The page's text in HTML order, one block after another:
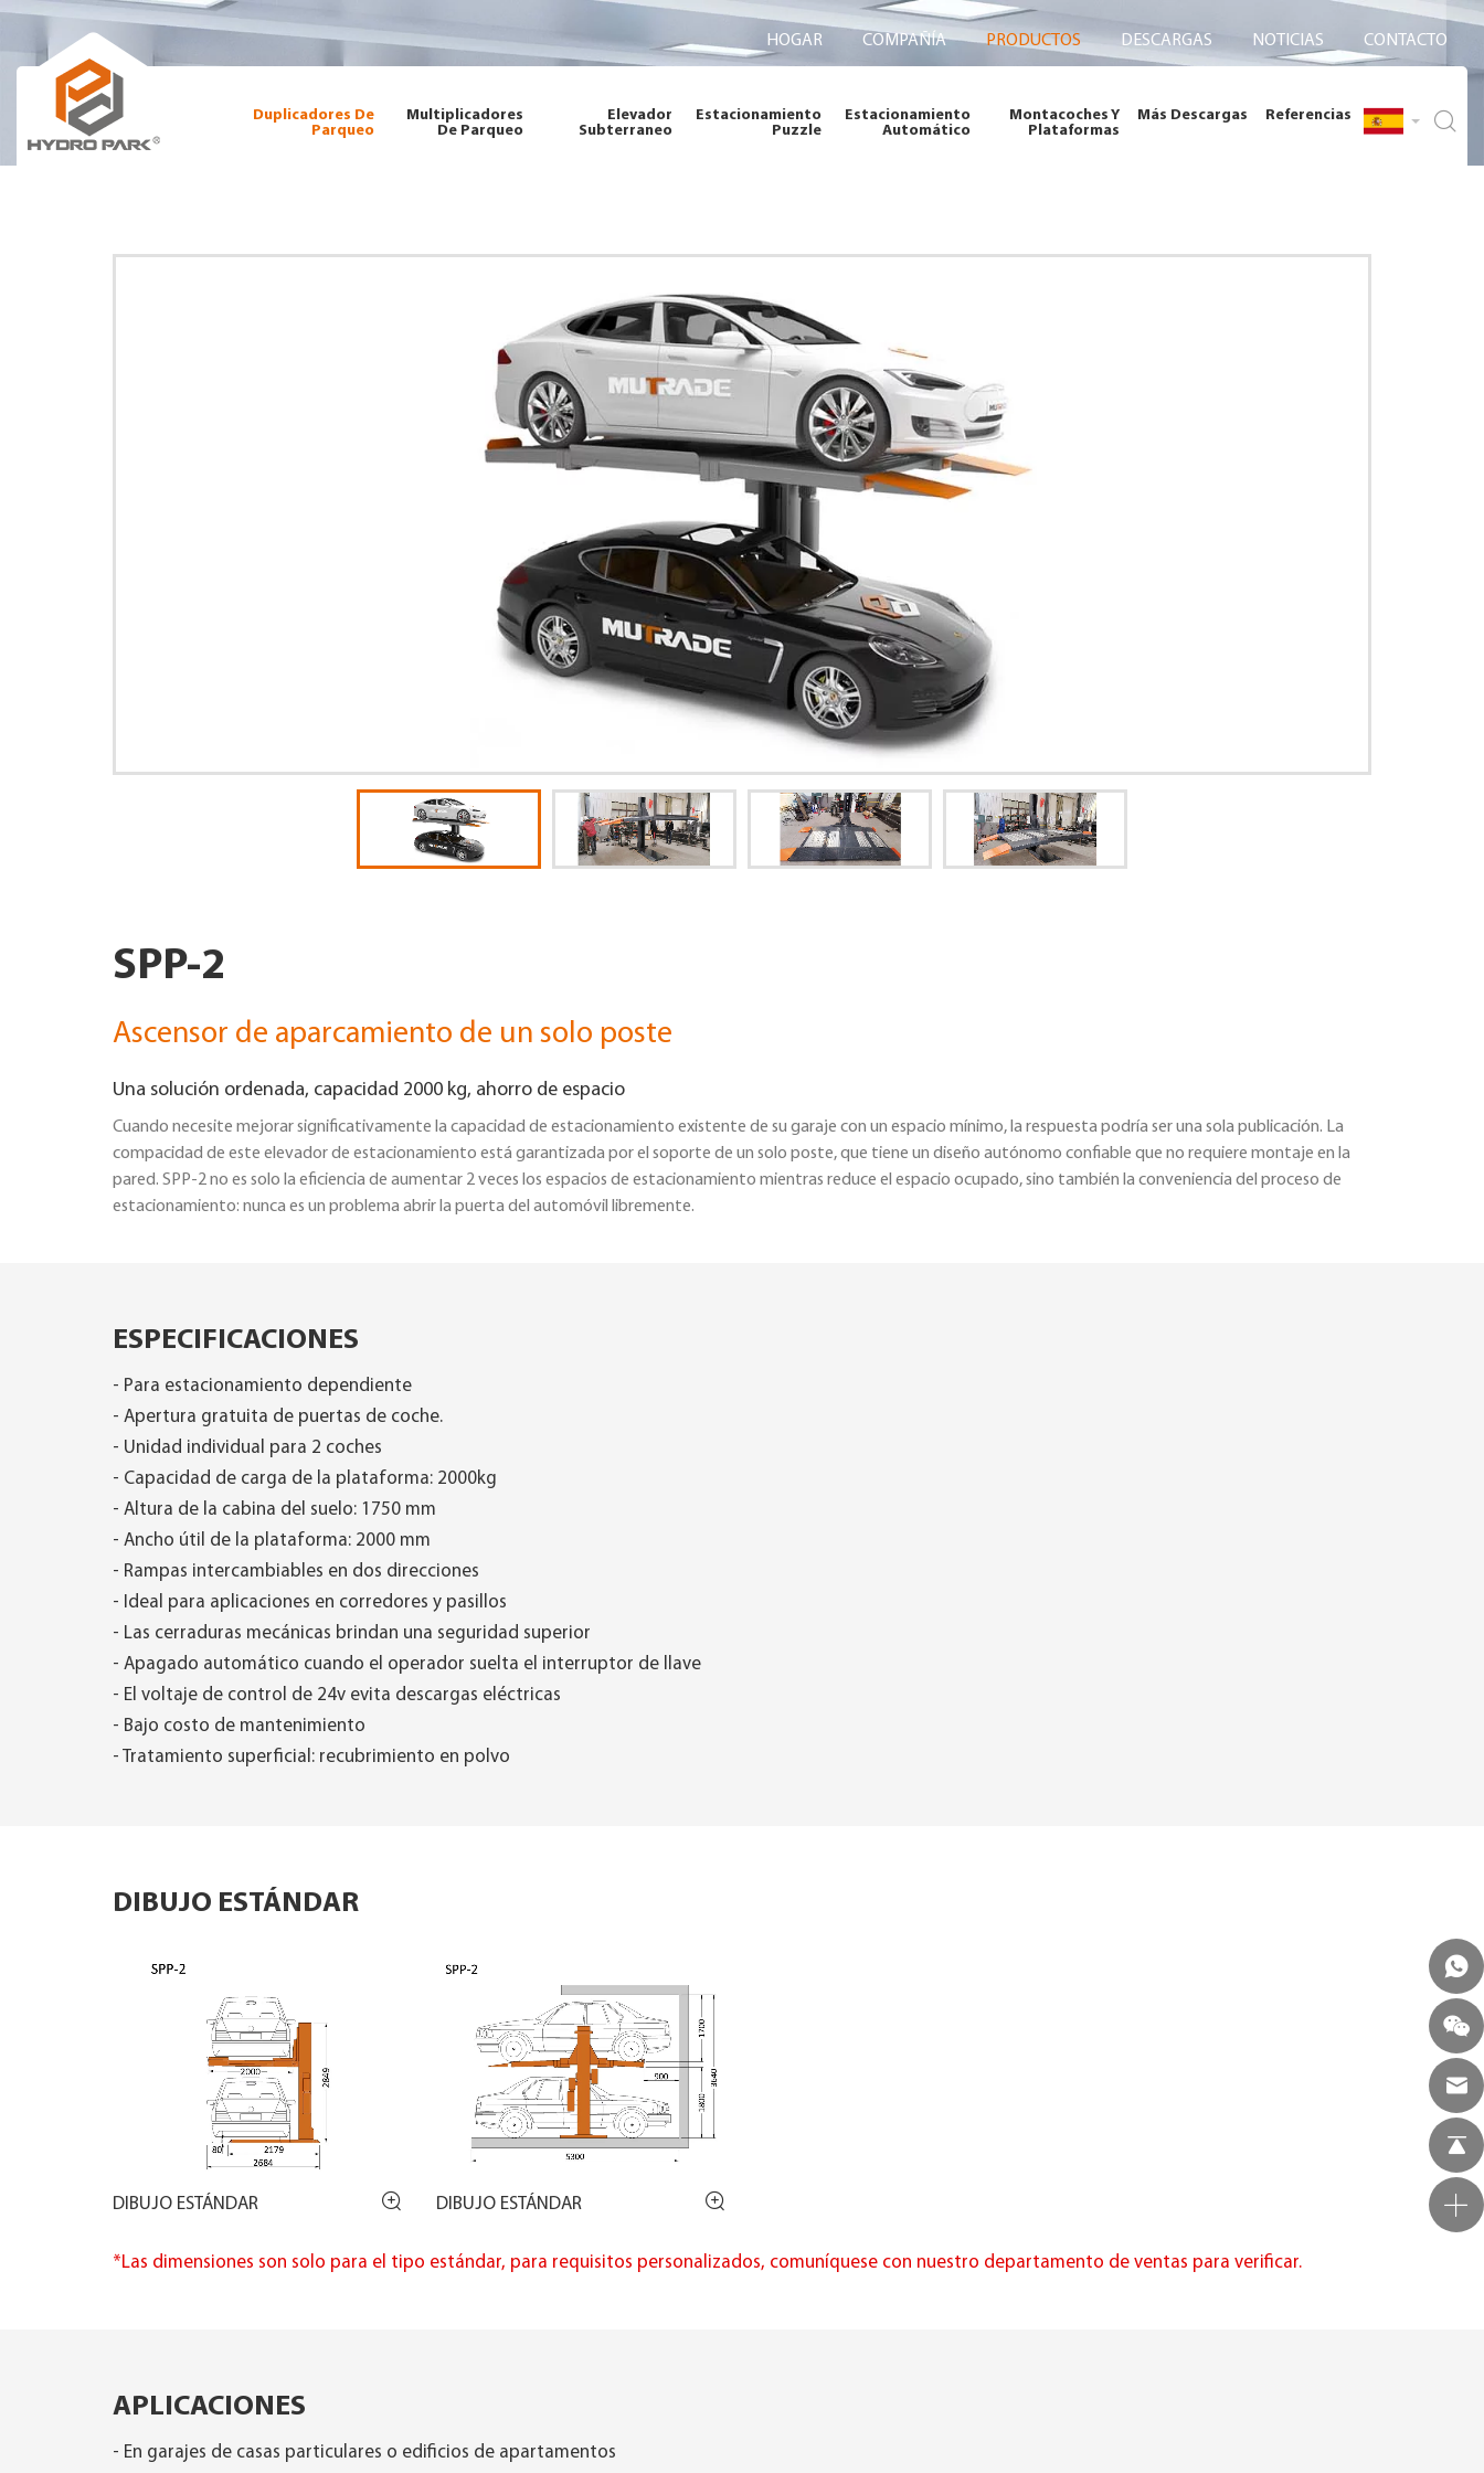
HOGAR COMPAÑÍA PRODUCTOS DESCARGAS NOTICIAS CONTACTO
Duplicadores De
Parqueo
Multiplicadores
De Parqueo
Elevador
Subterraneo
Estacionamiento
Puzzle
Estacionamiento
Automático
Montacoches Y
Plataformas
Más Descargas Referencias
SPP-2
Ascensor de aparcamiento de un solo poste
Una solución ordenada, capacidad 2000 kg, ahorro de espacio
Cuando necesite mejorar significativamente la capacidad de estacionamiento existente de su garaje con un espacio mínimo, la respuesta podría ser una sola publicación. La
compacidad de este elevador de estacionamiento está garantizada por el soporte de un solo poste, que tiene un diseño autónomo confiable que no requiere montaje en la
pared. SPP-2 no es solo la eficiencia de aumentar 2 veces los espacios de estacionamiento mientras reduce el espacio ocupado, sino también la conveniencia del proceso de
estacionamiento: nunca es un problema abrir la puerta del automóvil libremente.
ESPECIFICACIONES
- Para estacionamiento dependiente
- Apertura gratuita de puertas de coche.
- Unidad individual para 2 coches
- Capacidad de carga de la plataforma: 2000kg
- Altura de la cabina del suelo: 1750 mm
- Ancho útil de la plataforma: 2000 mm
- Rampas intercambiables en dos direcciones
- Ideal para aplicaciones en corredores y pasillos
- Las cerraduras mecánicas brindan una seguridad superior
- Apagado automático cuando el operador suelta el interruptor de llave
- El voltaje de control de 24v evita descargas eléctricas
- Bajo costo de mantenimiento
- Tratamiento superficial: recubrimiento en polvo
DIBUJO ESTÁNDAR
DIBUJO ESTÁNDAR DIBUJO ESTÁNDAR
*Las dimensiones son solo para el tipo estándar, para requisitos personalizados, comuníquese con nuestro departamento de ventas para verificar.
APLICACIONES
- En garajes de casas particulares o edificios de apartamentos